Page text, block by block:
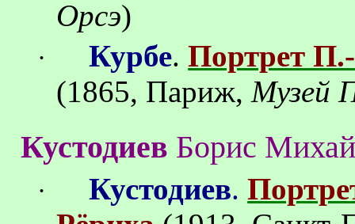
Орсэ)
· Курбе.Портрет
(1865, Париж,Музей
Кустодиев Борис
· Кустодиев.